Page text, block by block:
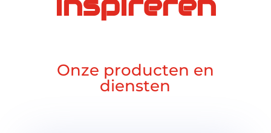
Onze producten en
diensten